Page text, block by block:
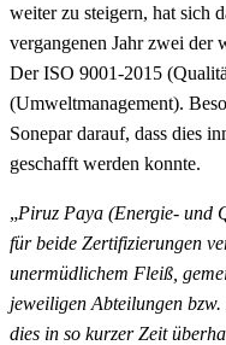
weiter zu steigern, hat sich
vergangenen Jahr zwei der
Der ISO 9001-2015
(Umweltmanagement).
Sonepar darauf, dass dies
geschafft werden konnte.
„Piruz Paya (Energie- und
für beide Zertifizierungen
unermüdlichem Fleiß,
jeweiligen Abteilungen
dies in so kurzer Zeit